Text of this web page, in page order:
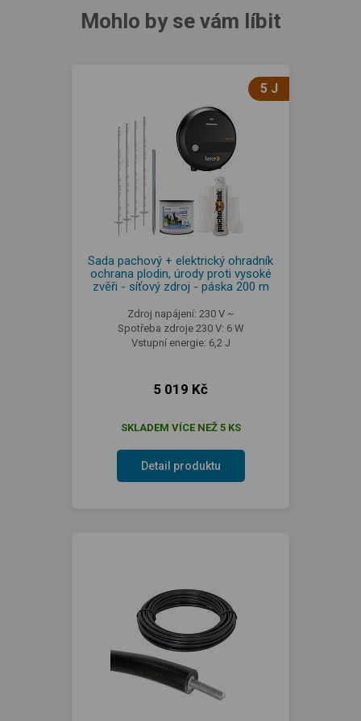
Mohlo by se vám líbit
5 J
Sada pachový + elektrický ohradník
ochrana plodin, úrody proti vysoké
zvěři - síťový zdroj - páska 200 m
Zdroj napájení: 230 V ~
Spotřeba zdroje 230 V: 6 W
Vstupní energie: 6,2 J
5 019 Kč
SKLADEM VÍCE NEŽ 5 KS
Detail produktu